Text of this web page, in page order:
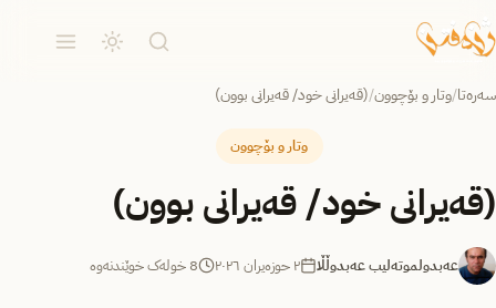
سەرەتا/وتار و بۆچوون/(قەیرانی خود/ قەیرانی بوون)
وتار و بۆچوون
(قەیرانی خود/ قەیرانی بوون)
عەبدولموتەلیب عەبدوڵڵا ٢ حوزه‌یران ٢٠٢٦ 8 خولەک خوێندنەوە